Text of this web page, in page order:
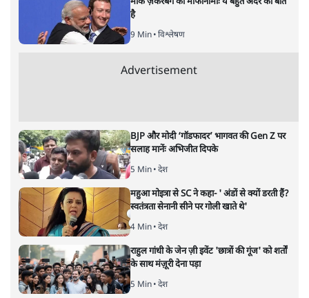
ताजा खबरें
को बरबाद कर रहा है इथेनॉल': राहुल
वीजा-मास्टरकार्ड को फायदा पहुँचाने की चर्चा
6 Min•विश्लेषण
मार्क ज़करबर्ग का माफीनामाः ये बहुत अंदर की बात
है
9 Min• विश्लेषण
Advertisement